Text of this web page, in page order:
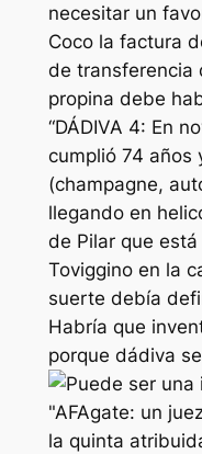
necesitar un
Coco la factura
de transferencia
propina debe
“DÁDIVA 4: En
cumplió 74 años
(champagne,
llegando en
de Pilar que
Toviggino en la
suerte debía
Habría que
porque dádiva